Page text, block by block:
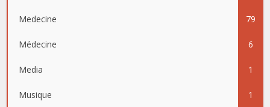
Medecine 79
Médecine 6
Media 1
Musique 1